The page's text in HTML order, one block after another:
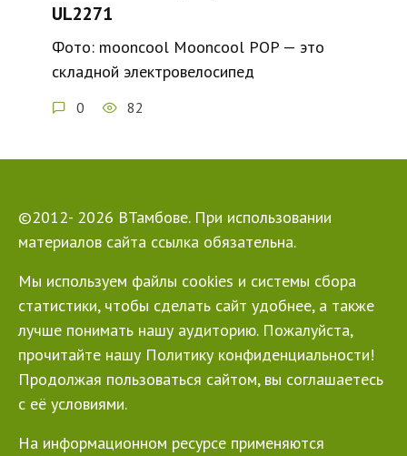
UL2271
Фото: mooncool Mooncool POP — это
складной электровелосипед
0 82
©2012- 2026 ВТамбове. При использовании
материалов сайта ссылка обязательна.
Мы используем файлы cookies и системы сбора
статистики, чтобы сделать сайт удобнее, а также
лучше понимать нашу аудиторию. Пожалуйста,
прочитайте нашу Политику конфиденциальности!
Продолжая пользоваться сайтом, вы соглашаетесь
с её условиями.
На информационном ресурсе применяются